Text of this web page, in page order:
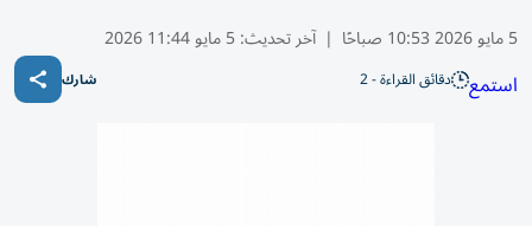
5 مايو 2026 10:53 صباحًا | آخر تحديث:5 مايو 11:44 2026
استمع دقائق القراءة - 2 شارك